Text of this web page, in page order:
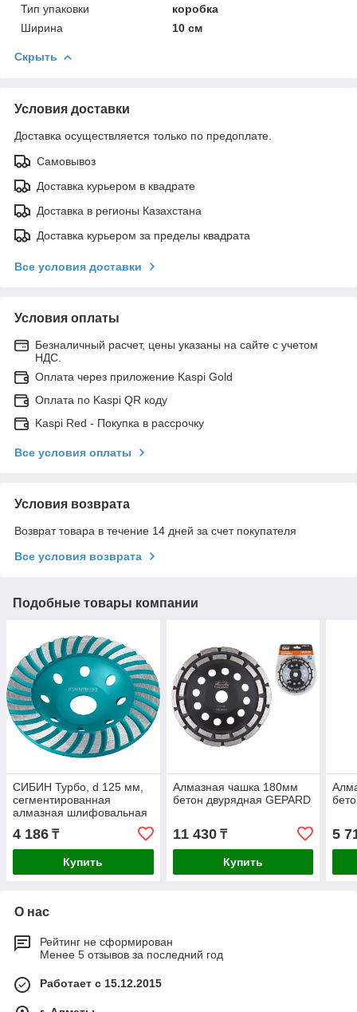
Тип упаковки
коробка
Ширина
10 см
Скрыть
Условия доставки
Доставка осуществляется только по предоплате.
Самовывоз
Доставка курьером в квадрате
Доставка в регионы Казахстана
Доставка курьером за пределы квадрата
Все условия доставки
Условия оплаты
Безналичный расчет, цены указаны на сайте с учетом
НДС.
Оплата через приложение Kaspi Gold
Оплата по Kaspi QR коду
Kaspi Red - Покупка в рассрочку
Все условия оплаты
Условия возврата
Возврат товара в течение 14 дней за счет покупателя
Все условия возврата
Подобные товары компании
СИБИН Турбо, d 125 мм,
сегментированная
алмазная шлифовальная
чашка (33440-125)
4 186 ₸
Купить
Алмазная чашка 180мм
бетон двурядная GEPARD
11 430₸
Купить
5
О нас
Рейтинг не сформирован
Менее 5 отзывов за последний год
Работает с 15.12.2015